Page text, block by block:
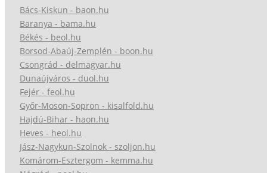
Bács-Kiskun - baon.hu
Baranya - bama.hu
Békés - beol.hu
Borsod-Abaúj-Zemplén - boon.hu
Csongrád - delmagyar.hu
Dunaújváros - duol.hu
Fejér - feol.hu
Győr-Moson-Sopron - kisalfold.hu
Hajdú-Bihar - haon.hu
Heves - heol.hu
Jász-Nagykun-Szolnok - szoljon.hu
Komárom-Esztergom - kemma.hu